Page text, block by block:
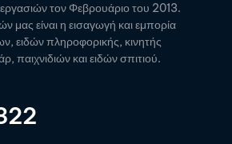
τον Φεβρουάριο του 2013.
μας είναι η εισαγωγή και εμπορία
ειδών πληροφορικής, κινητής
παιχνιδιών και ειδών σπιτιού.